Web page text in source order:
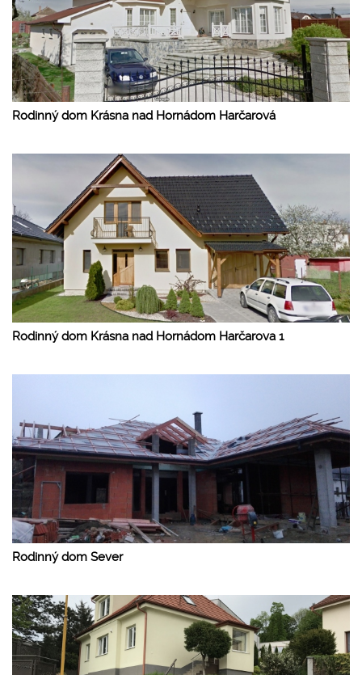
Rodinný dom Krásna nad Hornádom Harčarová
Rodinný dom Krásna nad Hornádom Harčarova 1
Rodinný dom Sever